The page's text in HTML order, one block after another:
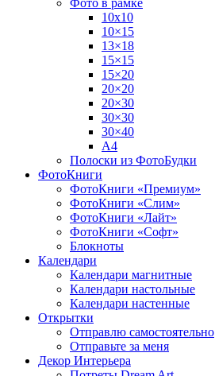
Фото в рамке
10х10
10×15
13×18
15×15
15×20
20×20
20×30
30×30
30×40
A4
Полоски из ФотоБудки
ФотоКниги
ФотоКниги «Премиум»
ФотоКниги «Слим»
ФотоКниги «Лайт»
ФотоКниги «Софт»
Блокноты
Календари
Календари магнитные
Календари настольные
Календари настенные
Открытки
Отправлю самостоятельно
Отправьте за меня
Декор Интерьера